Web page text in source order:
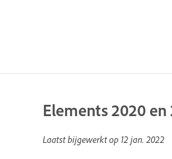
Elements 2020 en
Laatst bijgewerkt op 12 jan. 2022